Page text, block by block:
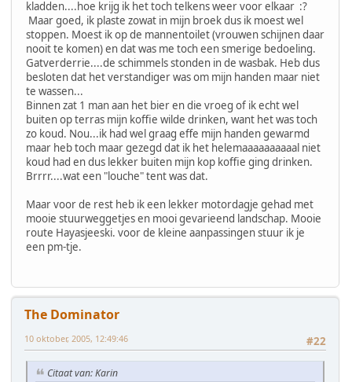
kladden....hoe krijg ik het toch telkens weer voor elkaar :?
Maar goed, ik plaste zowat in mijn broek dus ik moest wel
stoppen. Moest ik op de mannentoilet (vrouwen schijnen daar
nooit te komen) en dat was me toch een smerige bedoeling.
Gatverderrie....de schimmels stonden in de wasbak. Heb dus
besloten dat het verstandiger was om mijn handen maar niet
te wassen...
Binnen zat 1 man aan het bier en die vroeg of ik echt wel
buiten op terras mijn koffie wilde drinken, want het was toch
zo koud. Nou...ik had wel graag effe mijn handen gewarmd
maar heb toch maar gezegd dat ik het helemaaaaaaaaaal niet
koud had en dus lekker buiten mijn kop koffie ging drinken.
Brrrr....wat een "louche" tent was dat.
Maar voor de rest heb ik een lekker motordagje gehad met
mooie stuurweggetjes en mooi gevarieend landschap. Mooie
route Hayasjeeski. voor de kleine aanpassingen stuur ik je
een pm-tje.
The Dominator
#22
10 oktober, 2005, 12:49:46
Citaat van: Karin